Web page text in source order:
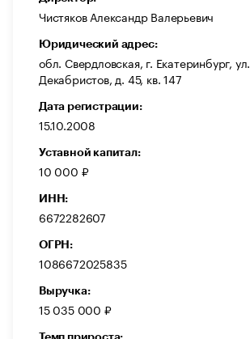
Чистяков Александр Валерьевич
Юридический адрес:
обл. Свердловская, г. Екатеринбург, ул.
Декабристов, д. 45, кв. 147
Дата регистрации:
15.10.2008
Уставной капитал:
10 000 ₽
ИНН:
6672282607
ОГРН:
1086672025835
Выручка:
15 035 000 ₽
Темп прироста: